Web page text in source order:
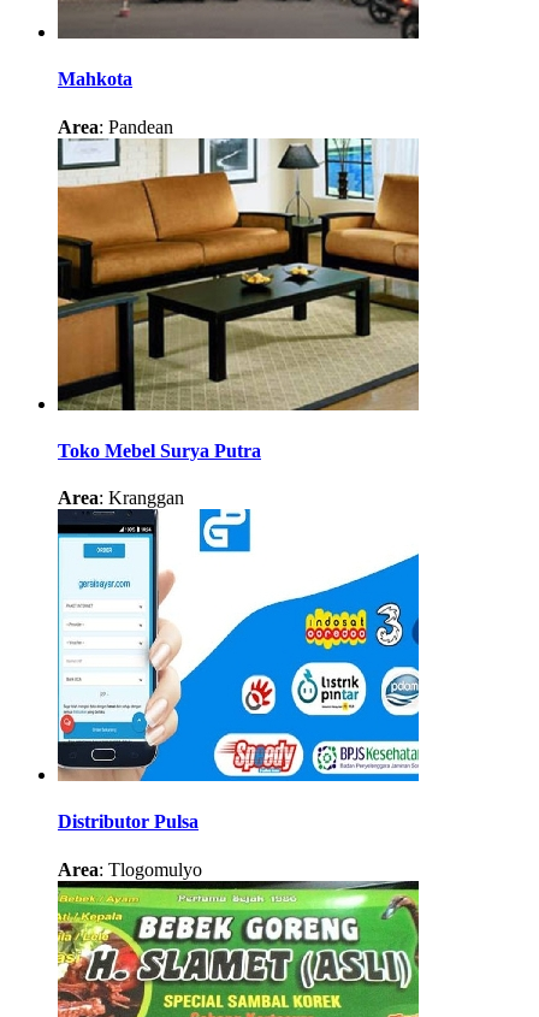
Mahkota
Area: Pandean
Toko Mebel Surya Putra
Area: Kranggan
Distributor Pulsa
Area: Tlogomulyo